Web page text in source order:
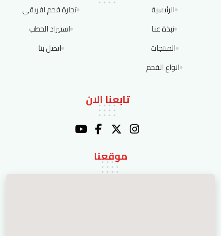
الرئيسية
نبذة عنا
المنتجات
انواع الفحم
تجارة فحم افريقي
استيراد الحطب
اتصل بنا
تابعنا الان
موقعنا